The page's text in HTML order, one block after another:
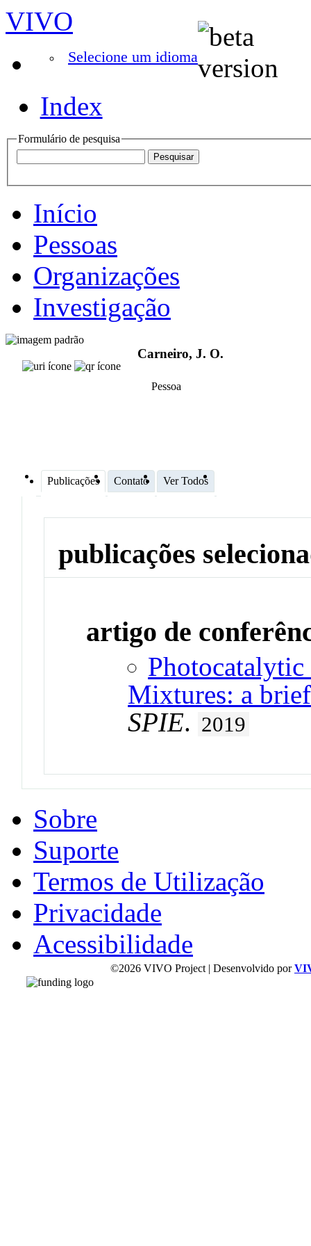
VIVO
Selecione um idioma
Index
Formulário de pesquisa
Início
Pessoas
Organizações
Investigação
Carneiro, J. O.
Pessoa
Publicações Contato Ver Todos
publicações
artigo de
Mixtures: a
SPIE. 2019
Sobre
Suporte
Termos de Utilização
Privacidade
Acessibilidade
©2026 VIVO Project | Desenvolvido por